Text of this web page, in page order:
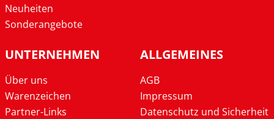
Neuheiten
Sonderangebote
UNTERNEHMEN
Über uns
Warenzeichen
Partner-Links
ALLGEMEINES
AGB
Impressum
Datenschutz und Sicherheit